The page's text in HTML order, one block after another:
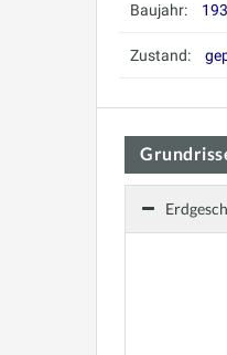
Baujahr:
Zustand: